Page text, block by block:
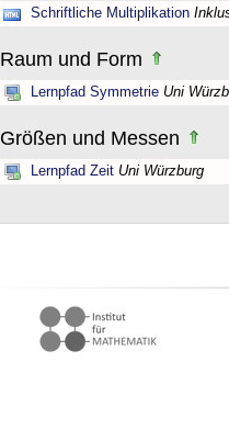
Schriftliche Multiplikation
Raum und Form
Lernpfad Symmetrie Uni
Größen und Messen
Lernpfad Zeit Uni Würzburg